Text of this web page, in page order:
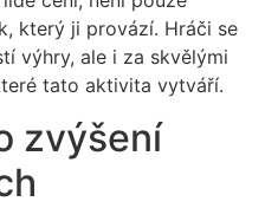
který ji provází. Hráči se
výhry, ale i za skvělými
tato aktivita vytváří.
zvýšení